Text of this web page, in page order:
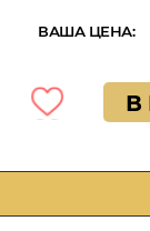
ВАША ЦЕНА:
В